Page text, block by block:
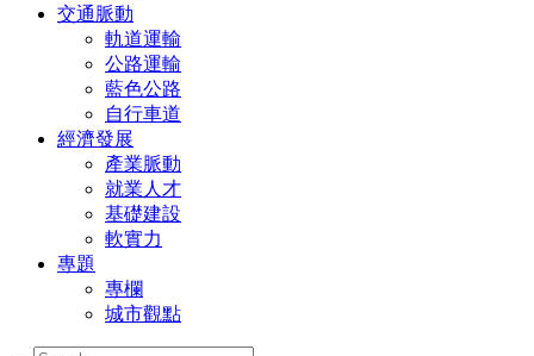
交通脈動
軌道運輸
公路運輸
藍色公路
自行車道
經濟發展
產業脈動
就業人才
基礎建設
軟實力
專題
專欄
城市觀點